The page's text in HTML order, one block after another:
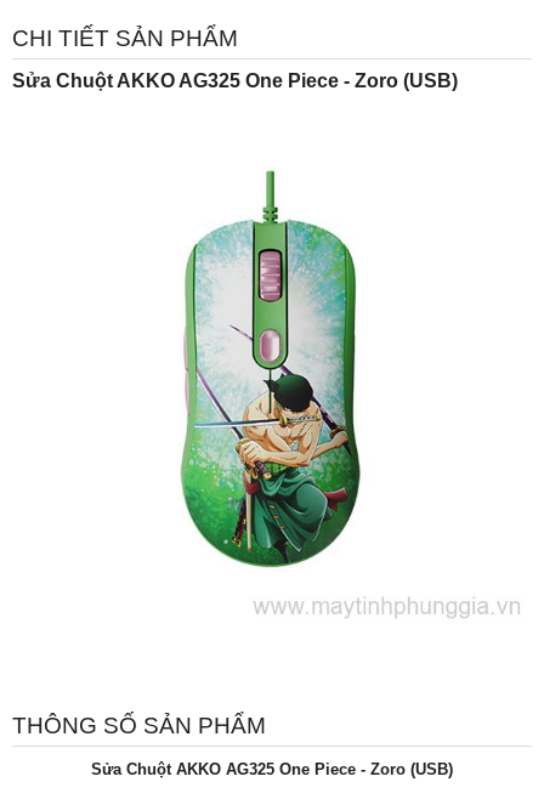
CHI TIẾT SẢN PHẨM
Sửa Chuột AKKO AG325 One Piece - Zoro (USB)
THÔNG SỐ SẢN PHẨM
Sửa Chuột AKKO AG325 One Piece - Zoro (USB)